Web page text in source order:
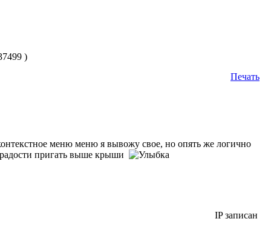
)
Печать
меню меню я вывожу свое, но опять же логично
пригать выше крыши
IP записан